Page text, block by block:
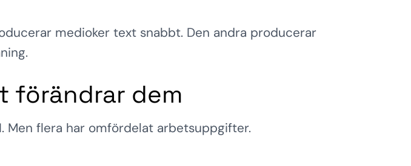
medioker text snabbt. Den andra producerar
förändrar dem
Men flera har omfördelat arbetsuppgifter.